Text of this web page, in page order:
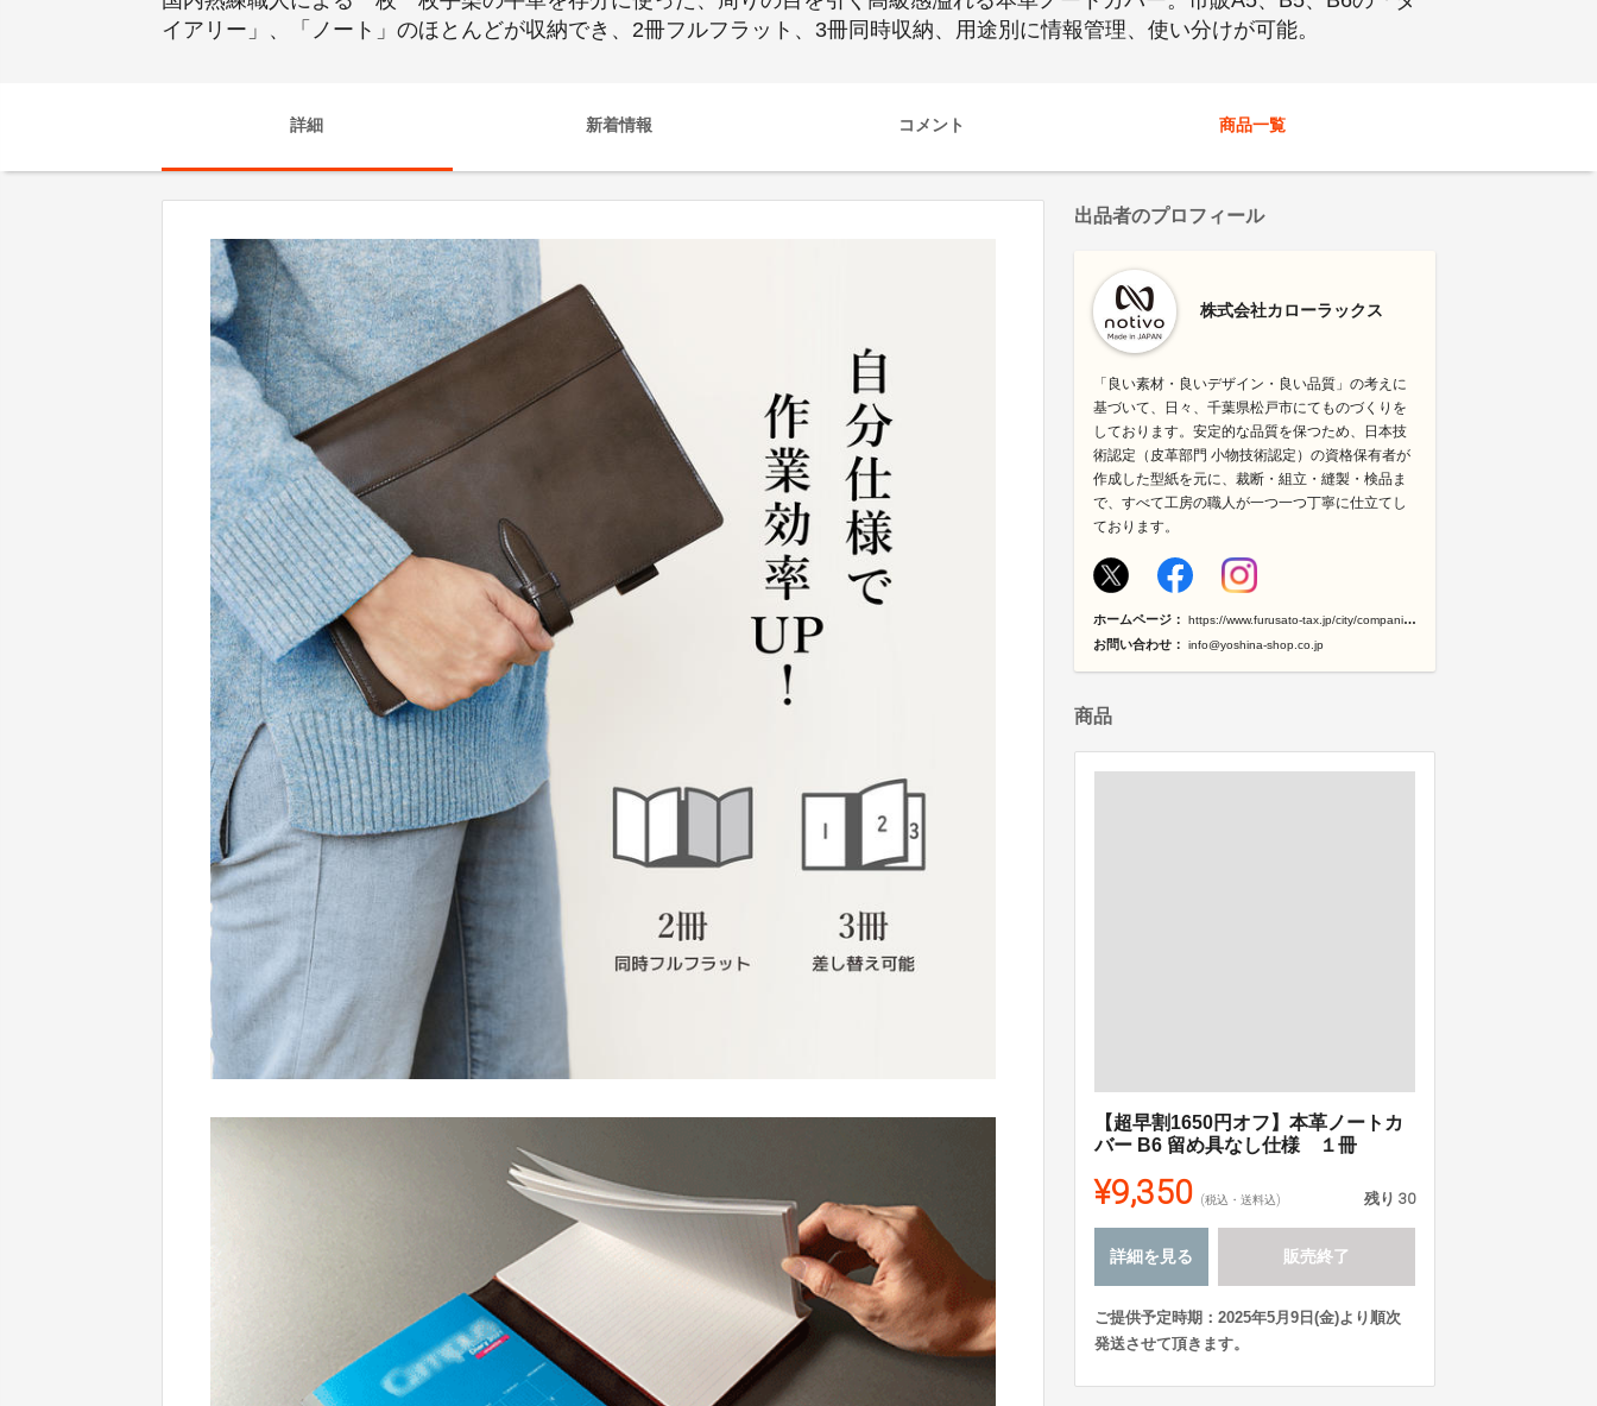
イアリー」、「ノート」のほとんどが収納でき、2冊フルフラット、3冊同時収納、用途別に情報管理、使い分けが可能。
詳細 新着情報 コメント 商品一覧
出品者のプロフィール
株式会社カローラックス
「良い素材・良いデザイン・良い品質」の考えに
基づいて、日々、千葉県松戸市にてものづくりを
しております。安定的な品質を保つため、日本技
術認定（皮革部門 小物技術認定）の資格保有者が
作成した型紙を元に、裁断・組立・縫製・検品ま
で、すべて工房の職人が一つ一つ丁寧に仕立てし
ております。
ホームページ： https://www.furusato-tax.jp/city/companies/12207/28480
お問い合わせ： info@yoshina-shop.co.jp
商品
【超早割1650円オフ】本革ノートカ
バー B6 留め具なし仕様 １冊
¥9,350 (税込・送料込) 残り 30
詳細を見る 販売終了
ご提供予定時期：2025年5月9日(金)より順次
発送させて頂きます。